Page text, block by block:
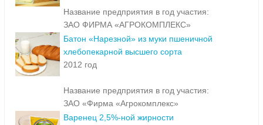
Название предприятия в год участия:
ЗАО ФИРМА «АГРОКОМПЛЕКС»
Батон «Нарезной» из муки пшеничной
хлебопекарной высшего сорта
2012 год
Название предприятия в год участия:
ЗАО «Фирма «Агрокомплекс»
Варенец 2,5%-ной жирности